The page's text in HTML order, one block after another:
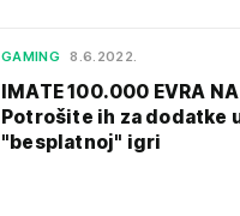
GAMING 8.6.2022.
IMATE 100.000 EVRA
Potrošite ih za dodatke
"besplatnoj" igri